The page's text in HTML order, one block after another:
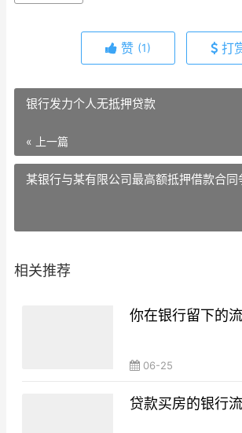
赞 (1) 打
银行发力个人无抵押贷款
« 上一篇
某银行与某有限公司最高额抵押借款合同
相关推荐
你在银行留下的
06-25
贷款买房的银行